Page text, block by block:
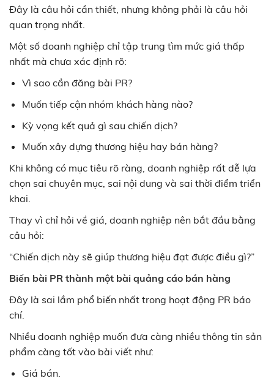
Đây là câu hỏi cần thiết, nhưng không phải là câu hỏi
quan trọng nhất.
Một số doanh nghiệp chỉ tập trung tìm mức giá thấp
nhất mà chưa xác định rõ:
Vì sao cần đăng bài PR?
Muốn tiếp cận nhóm khách hàng nào?
Kỳ vọng kết quả gì sau chiến dịch?
Muốn xây dựng thương hiệu hay bán hàng?
Khi không có mục tiêu rõ ràng, doanh nghiệp rất dễ lựa
chọn sai chuyên mục, sai nội dung và sai thời điểm triển
khai.
Thay vì chỉ hỏi về giá, doanh nghiệp nên bắt đầu bằng
câu hỏi:
“Chiến dịch này sẽ giúp thương hiệu đạt được điều gì?”
Biến bài PR thành một bài quảng cáo bán hàng
Đây là sai lầm phổ biến nhất trong hoạt động PR báo
chí.
Nhiều doanh nghiệp muốn đưa càng nhiều thông tin sản
phẩm càng tốt vào bài viết như:
Giá bán.